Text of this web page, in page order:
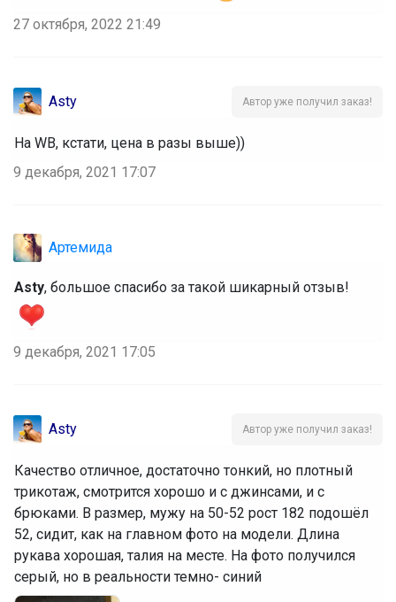
27 октября, 2022 21:49
Asty Автор уже получил заказ!
На WB, кстати, цена в разы выше))
9 декабря, 2021 17:07
Артемида
Asty, большое спасибо за такой шикарный отзыв!
9 декабря, 2021 17:05
Asty Автор уже получил заказ!
Качество отличное, достаточно тонкий, но плотный
трикотаж, смотрится хорошо и с джинсами, и с
брюками. В размер, мужу на 50-52 рост 182 подошёл
52, сидит, как на главном фото на модели. Длина
рукава хорошая, талия на месте. На фото получился
серый, но в реальности темно- синий